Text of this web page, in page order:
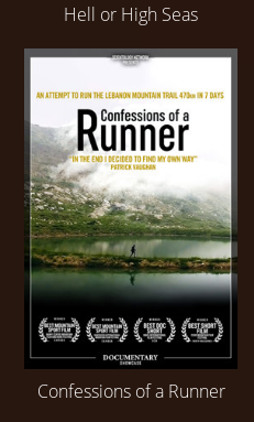
Hell or High Seas
Confessions of a Runner